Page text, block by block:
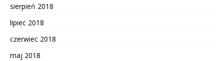
sierpień 2018
lipiec 2018
czerwiec 2018
maj 2018